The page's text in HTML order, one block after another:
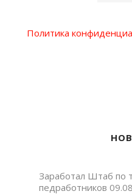
Политика
Заработал Штаб по
педработников